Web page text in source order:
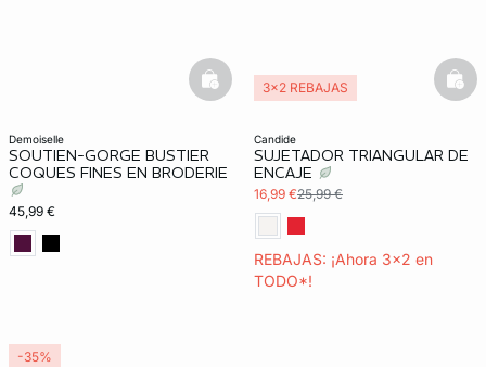
demoiselle
SOUTIEN-GORGE BUSTIER
COQUES FINES EN BRODERIE
45,99 €
basketfull
candide
SUJETADOR TRIANGULAR DE
ENCAJE
16,99 €25,99 €
REBAJAS: ¡Ahora 3x2 en
TODO*!
3x2 REBAJAS
-35%